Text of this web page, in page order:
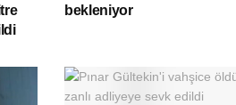
bekleniyor